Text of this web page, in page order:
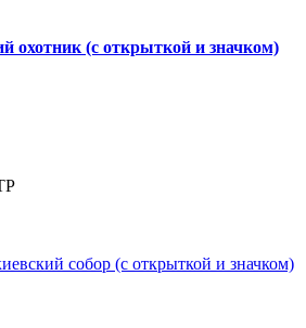
(с открыткой и значком)